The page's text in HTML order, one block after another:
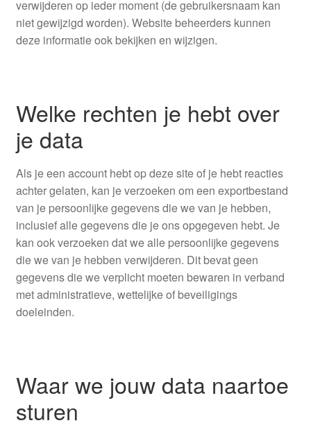
verwijderen op ieder moment (de gebruikersnaam kan
niet gewijzigd worden). Website beheerders kunnen
deze informatie ook bekijken en wijzigen.
Welke rechten je hebt over
je data
Als je een account hebt op deze site of je hebt reacties
achter gelaten, kan je verzoeken om een exportbestand
van je persoonlijke gegevens die we van je hebben,
inclusief alle gegevens die je ons opgegeven hebt. Je
kan ook verzoeken dat we alle persoonlijke gegevens
die we van je hebben verwijderen. Dit bevat geen
gegevens die we verplicht moeten bewaren in verband
met administratieve, wettelijke of beveiligings
doeleinden.
Waar we jouw data naartoe
sturen